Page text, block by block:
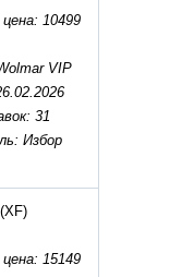
10499
VIP
31
Избор
(XF)
15149